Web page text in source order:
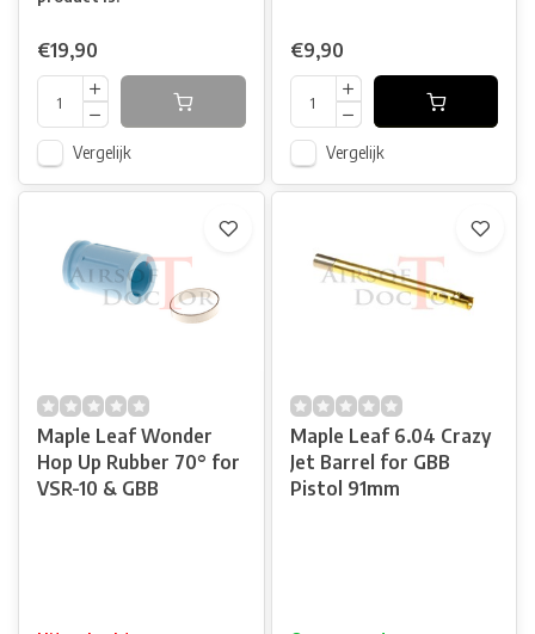
€19,90
Vergelijk
€9,90
Vergelijk
Maple Leaf Wonder
Hop Up Rubber 70° for
VSR-10 & GBB
Maple Leaf 6.04 Crazy
Jet Barrel for GBB
Pistol 91mm